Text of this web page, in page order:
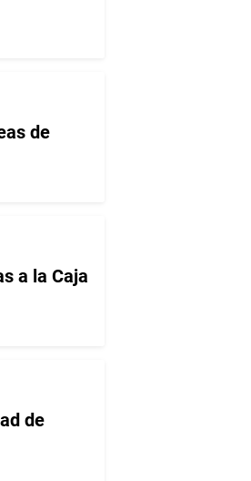
de
a la Caja
de